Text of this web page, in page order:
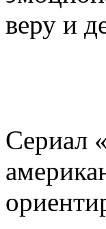
веру и
Сериал